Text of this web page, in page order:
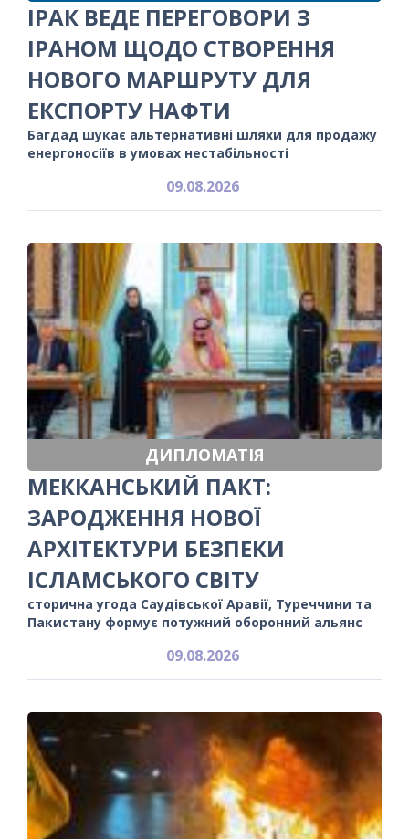
ІРАК ВЕДЕ ПЕРЕГОВОРИ З
ІРАНОМ ЩОДО СТВОРЕННЯ
НОВОГО МАРШРУТУ ДЛЯ
ЕКСПОРТУ НАФТИ
Багдад шукає альтернативні шляхи для продажу
енергоносіїв в умовах нестабільності
09.08.2026
ДИПЛОМАТІЯ
МЕККАНСЬКИЙ ПАКТ:
ЗАРОДЖЕННЯ НОВОЇ
АРХІТЕКТУРИ БЕЗПЕКИ
ІСЛАМСЬКОГО СВІТУ
сторична угода Саудівської Аравії, Туреччини та
Пакистану формує потужний оборонний альянс
09.08.2026